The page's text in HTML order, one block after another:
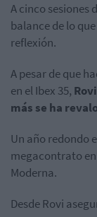
A cinco sesiones
balance de lo
reflexión.
A pesar de que
en el Ibex 35, Rovi
más se ha
Un año redondo
megacontrato
Moderna.
Desde Rovi